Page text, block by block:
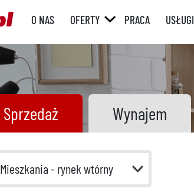
O NAS OFERTY
RYNEK
PRACA USŁUGI
W
W
Sprzedaż
Wynajem
Mieszkania - rynek wtórny